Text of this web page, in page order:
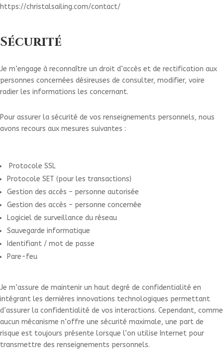
https://christalsailing.com/contact/
Sécurité
Je m’engage à reconnaître un droit d’accès et de rectification aux
personnes concernées désireuses de consulter, modifier, voire
radier les informations les concernant.
Pour assurer la sécurité de vos renseignements personnels, nous
avons recours aux mesures suivantes :
Protocole SSL
Protocole SET (pour les transactions)
Gestion des accès – personne autorisée
Gestion des accès – personne concernée
Logiciel de surveillance du réseau
Sauvegarde informatique
Identifiant / mot de passe
Pare-feu
Je m’assure de maintenir un haut degré de confidentialité en
intégrant les dernières innovations technologiques permettant
d’assurer la confidentialité de vos interactions. Cependant, comme
aucun mécanisme n’offre une sécurité maximale, une part de
risque est toujours présente lorsque l’on utilise Internet pour
transmettre des renseignements personnels.